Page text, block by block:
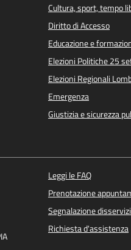
Cultura, sport, tempo
Diritto di Accesso
Educazione e
Elezioni Politiche 25
Elezioni Regionali
Emergenza
Giustizia e sicurezza
Leggi le FAQ
Prenotazione
Segnalazione
Richiesta d'assistenza